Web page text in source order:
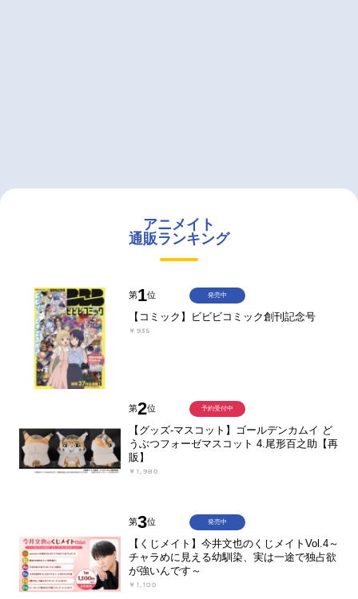
アニメイト
通販ランキング
第1位
【コミック】ビビビコミック創刊記念号
￥935
発売中
第2位
【グッズ-マスコット】ゴールデンカムイ ど
うぶつフォーゼマスコット 4.尾形百之助【再
販】
￥1,980
予約受付中
第3位
【くじメイト】今井文也のくじメイトVol.4～
チャラめに見える幼馴染、実は一途で独占欲
が強いんです～
￥1,100
発売中